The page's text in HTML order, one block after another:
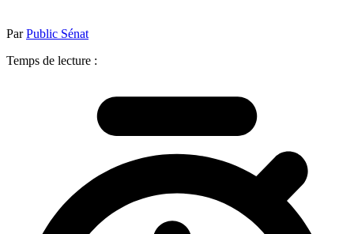
ParPublic Sénat
Temps de lecture :